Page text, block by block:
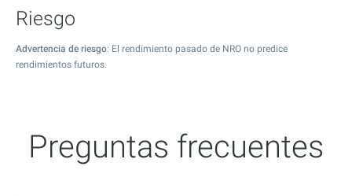
Riesgo
Advertencia de riesgo: El rendimiento pasado de NRO no predice
rendimientos futuros.
Preguntas frecuentes